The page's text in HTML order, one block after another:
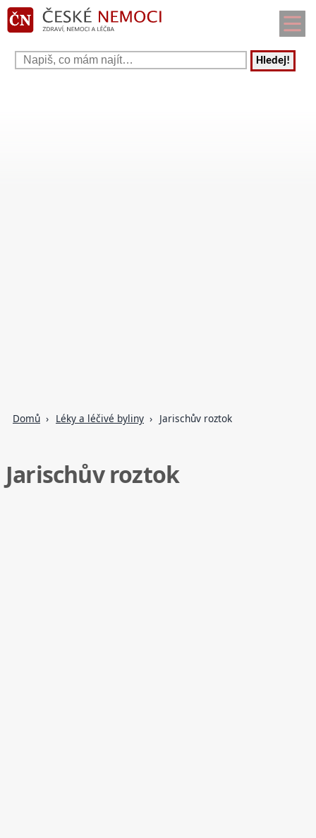
Hledej!
Domů Léky a léčivé byliny Jarischův roztok
Jarischův roztok